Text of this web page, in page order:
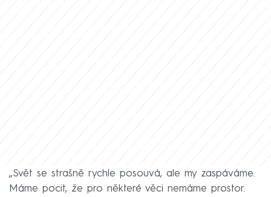
„Svět se strašně rychle posouvá, ale my zaspáváme.
Máme pocit, že pro některé věci nemáme prostor.